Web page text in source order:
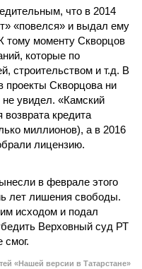
что в 2014
«повелся» и выдал ему
тому моменту Скворцов
которые по
строительством и т.д. В
проекты Скворцова ни
не увидел. «Камский
возврата кредита
миллионов), а в 2016
лицензию.
в феврале этого
лет лишения свободы.
исходом и подал
Верховный суд РТ
смог.
«Нашей версии в Татарстане»